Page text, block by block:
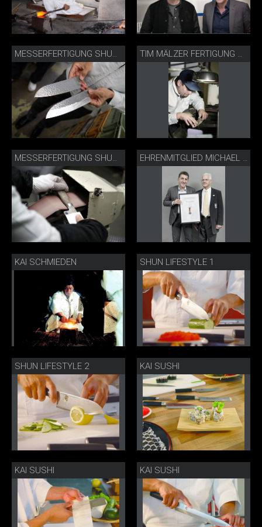
MESSERFERTIGUNG SHUN PREMIER MESSER TIM MÄLZER FERTIGUNG SHUN PREMIER MESSER
MESSERFERTIGUNG SHUN PREMIER MESSER EHRENMITGLIED MICHAEL BACH MIT PETER WALLISER VOM KOCHVERBAND
KAI SCHMIEDEN SHUN LIFESTYLE 1
SHUN LIFESTYLE 2 KAI SUSHI
KAI SUSHI KAI SUSHI